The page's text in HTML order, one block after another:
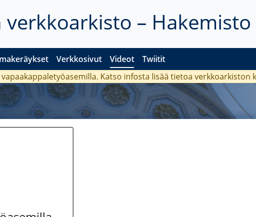
– Hakemisto
Verkkosivut Videot Twiitit
Katso infosta lisää tietoa verkkoarkiston